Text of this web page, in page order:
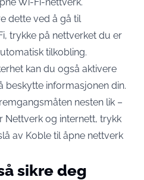
dette ved å gå til
trykke på nettverket du er
tilkobling.
kan du også aktivere
beskytte informasjonen din.
nesten lik –
Nettverk og internett, trykk
av Koble til åpne nettverk
sikre deg